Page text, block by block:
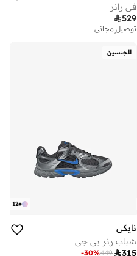
في رانر
529
توصيل مجاني
تم بيع أكثر من 20 مؤخرا
توصيل مجاني
تم بيع أكثر من 20 مؤخرا
للجنسين
+
12
نايكي
شباب رنر بي جي
315
449
-30%